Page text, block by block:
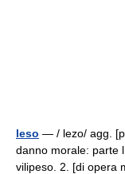
leso — / lezo/ agg.
danno morale: parte
vilipeso. 2. [di opera